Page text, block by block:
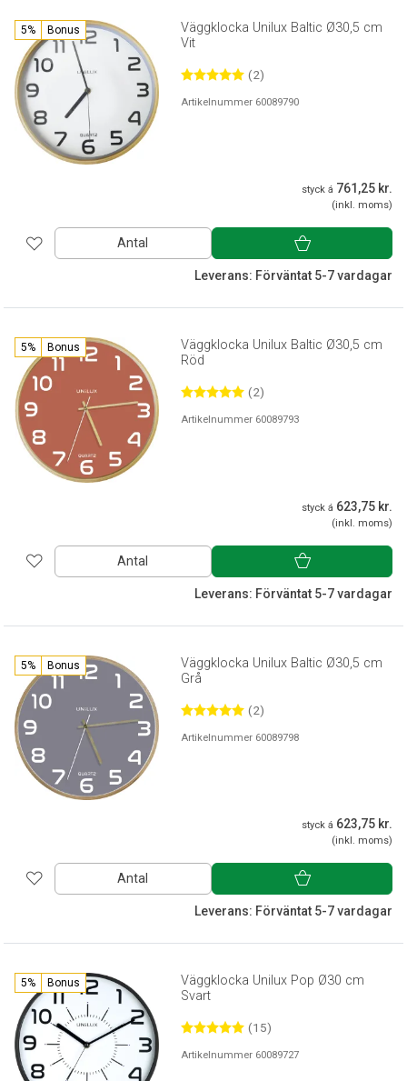
5% Bonus
Väggklocka Unilux Baltic Ø30,5 cm
Vit
(2)
Artikelnummer 60089790
styck á 761,25 kr.
(inkl. moms)
Antal
Leverans: Förväntat 5-7 vardagar
5% Bonus
Väggklocka Unilux Baltic Ø30,5 cm
Röd
(2)
Artikelnummer 60089793
styck á 623,75 kr.
(inkl. moms)
Antal
Leverans: Förväntat 5-7 vardagar
5% Bonus
Väggklocka Unilux Baltic Ø30,5 cm
Grå
(2)
Artikelnummer 60089798
styck á 623,75 kr.
(inkl. moms)
Antal
Leverans: Förväntat 5-7 vardagar
5% Bonus
Väggklocka Unilux Pop Ø30 cm
Svart
(15)
Artikelnummer 60089727